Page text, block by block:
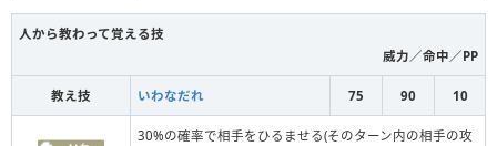
人から教わって覚える技
威力／命中／PP
教え技 いわなだれ 75 90 10
30%の確率で相手をひるませる(そのターン内の相手の攻